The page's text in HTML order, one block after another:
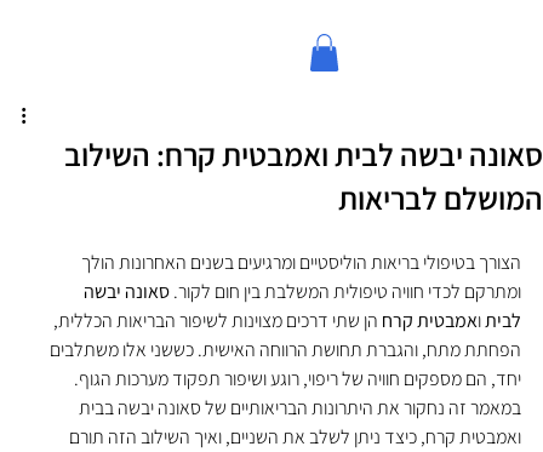
סאונה יבשה לבית ואמבטית קרח: השילוב
המושלם לבריאות
הצורך בטיפולי בריאות הוליסטיים ומרגיעים בשנים האחרונות הולך
ומתרקם לכדי חוויה טיפולית המשלבת בין חום לקור. סאונה יבשה
לבית ואמבטית קרח הן שתי דרכים מצוינות לשיפור הבריאות הכללית,
הפחתת מתח, והגברת תחושת הרווחה האישית. כששני אלו משתלבים
יחד, הם מספקים חוויה של ריפוי, רוגע ושיפור תפקוד מערכות הגוף.
במאמר זה נחקור את היתרונות הבריאותיים של סאונה יבשה בבית
ואמבטית קרח, כיצד ניתן לשלב את השניים, ואיך השילוב הזה תורם